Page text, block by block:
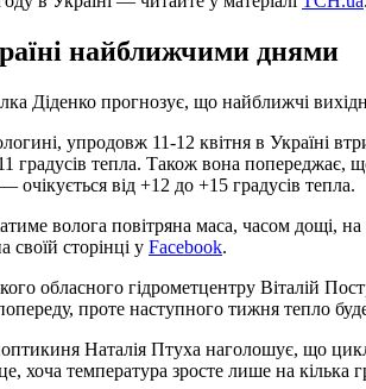
найближчими днями
Діденко прогнозує, що найближчі
упродовж 11-12 квітня в Україні
градусів тепла. Також вона попереджає,
очікується від +12 до +15 градусів тепла.
волога повітряна маса, часом дощі,
своїй сторінці у Facebook.
обласного гідрометцентру Віталій
проте наступного тижня тепло
Наталія Птуха наголошує, що
хоча температура зросте лише на кілька